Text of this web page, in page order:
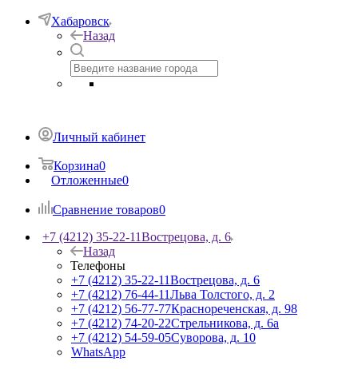
Хабаровск
Назад
Личный кабинет
Корзина0
Отложенные0
Сравнение товаров0
+7 (4212) 35-22-11Вострецова, д. 6
Назад
Телефоны
+7 (4212) 35-22-11Вострецова, д. 6
+7 (4212) 76-44-11Льва Толстого, д. 2
+7 (4212) 56-77-77Краснореченская, д. 98
+7 (4212) 74-20-22Стрельникова, д. 6а
+7 (4212) 54-59-05Суворова, д. 10
WhatsApp